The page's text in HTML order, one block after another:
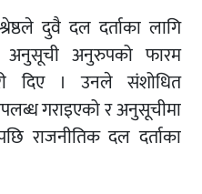
दुवै दल दर्ताका लागि
अनुसूची अनुरुपको फारम
दिए । उनले संशोधित
गराइएको र अनुसूचीमा
राजनीतिक दल दर्ताका